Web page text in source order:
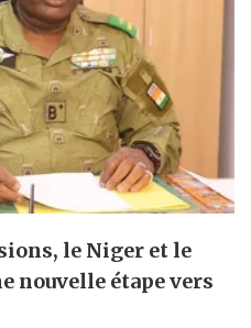
le Niger et le
nouvelle étape vers